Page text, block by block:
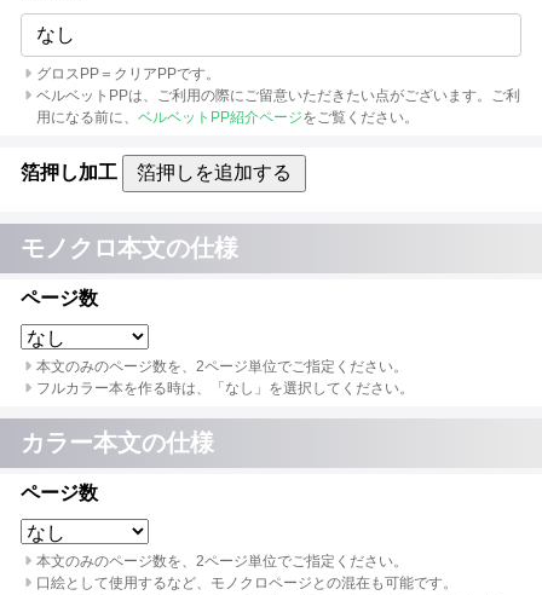
なし
グロスPP＝クリアPPです。
ベルベットPPは、ご利用の際にご留意いただきたい点がございます。ご利
用になる前に、 ベルベットPP紹介ページをご覧ください。
箔押し加工 箔押しを追加する
モノクロ本文の仕様
ページ数
本文のみのページ数を、2ページ単位でご指定ください。
フルカラー本を作る時は、「なし」を選択してください。
カラー本文の仕様
ページ数
本文のみのページ数を、2ページ単位でご指定ください。
口絵として使用するなど、モノクロページとの混在も可能です。